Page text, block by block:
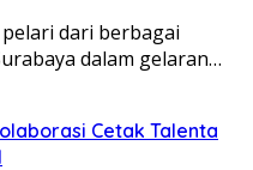
pelari dari berbagai
dalam gelaran…
Cetak Talenta